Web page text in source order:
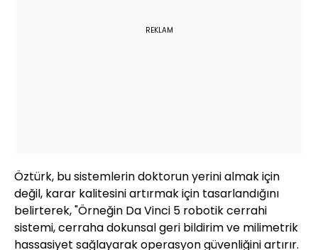
REKLAM
Öztürk, bu sistemlerin doktorun yerini almak için
değil, karar kalitesini artırmak için tasarlandığını
belirterek, "Örneğin Da Vinci 5 robotik cerrahi
sistemi, cerraha dokunsal geri bildirim ve milimetrik
hassasiyet sağlayarak operasyon güvenliğini artırır.